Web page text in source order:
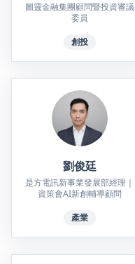
圖靈金融集團顧問暨投資審議
委員
創投
劉俊廷
是方電訊新事業發展部經理｜
資策會AI新創輔導顧問
產業